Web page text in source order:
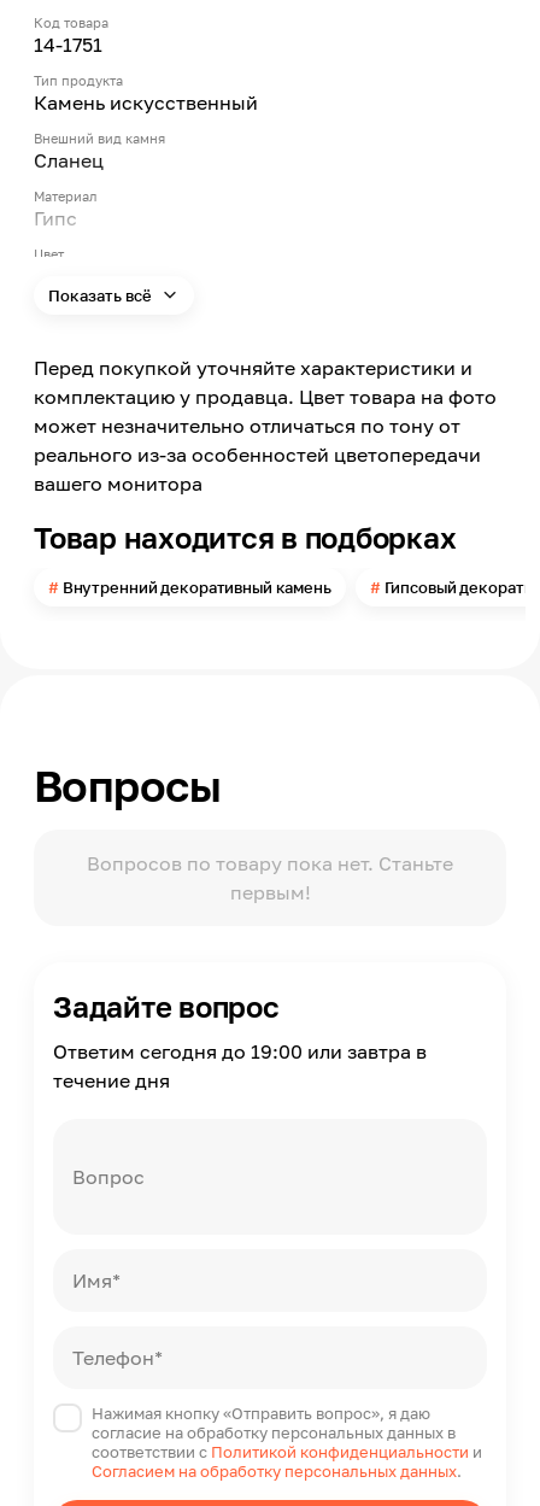
Код товара
14-1751
Тип продукта
Камень искусственный
Внешний вид камня
Сланец
Материал
Гипс
Цвет
Применение
Внутри помещений
Кол-во штук в 1 кв.м.
30 длинных плиток и 20 коротких
Показать всё
Перед покупкой уточняйте характеристики и
комплектацию у продавца. Цвет товара на фото
может незначительно отличаться по тону от
реального из-за особенностей цветопередачи
вашего монитора
Товар находится в подборках
Внутренний декоративный камень Гипсовый
Вопросы
Вопросов по товару пока нет. Станьте
первым!
Задайте вопрос
Ответим сегодня до 19:00 или завтра в
течение дня
Вопрос
Имя*
Телефон*
Нажимая кнопку «Отправить вопрос», я даю
согласие на обработку персональных данных в
соответствии с Политикой конфиденциальности и
Согласием на обработку персональных данных.